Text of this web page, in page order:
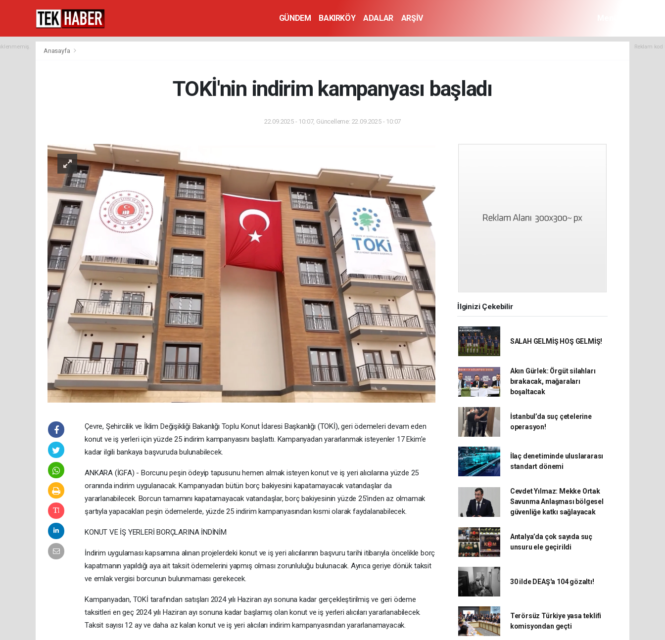
GÜNDEM BAKIRKÖY ADALAR ARŞİV
Reklam
Anasayfa
TOKİ'nin indirim kampanyası başladı
22.09.2025 - 10:07, Güncelleme: 22.09.2025 - 10:07
Çevre, Şehircilik ve İklim Değişikliği Bakanlığı Toplu Konut İdaresi Başkanlığı (TOKİ), geri ödemeleri devam eden
konut ve iş yerleri için yüzde 25 indirim kampanyasını başlattı. Kampanyadan yararlanmak isteyenler 17 Ekim'e
kadar ilgili bankaya başvuruda bulunabilecek.
ANKARA (İGFA) - Borcunu peşin ödeyip tapusunu hemen almak isteyen konut ve iş yeri alıcılarına yüzde 25
oranında indirim uygulanacak. Kampanyadan bütün borç bakiyesini kapatamayacak vatandaşlar da
yararlanabilecek. Borcun tamamını kapatamayacak vatandaşlar, borç bakiyesinin yüzde 25'inden az olmamak
şartıyla yapacakları peşin ödemelerde, yüzde 25 indirim kampanyasından kısmi olarak faydalanabilecek.
KONUT VE İŞ YERLERİ BORÇLARINA İNDİNİM
İndirim uygulaması kapsamına alınan projelerdeki konut ve iş yeri alıcılarının başvuru tarihi itibarıyla öncelikle borç
kapatmanın yapıldığı aya ait taksit ödemelerini yapmış olması zorunluluğu bulunacak. Ayrıca geriye dönük taksit
ve emlak vergisi borcunun bulunmaması gerekecek.
Kampanyadan, TOKİ tarafından satışları 2024 yılı Haziran ayı sonuna kadar gerçekleştirilmiş ve geri ödeme
taksitleri en geç 2024 yılı Haziran ayı sonuna kadar başlamış olan konut ve iş yerleri alıcıları yararlanabilecek.
Taksit sayısı 12 ay ve daha az kalan konut ve iş yeri alıcıları indirim kampanyasından yararlanamayacak.
İlginizi Çekebilir
SALAH GELMİŞ HOŞ GELMİŞ!
Akın Gürlek: Örgüt silahları
bırakacak, mağaraları
boşaltacak
İstanbul’da suç çetelerine
operasyon!
İlaç denetiminde uluslararası
standart dönemi
Cevdet Yılmaz: Mekke Ortak
Savunma Anlaşması bölgesel
güvenliğe katkı sağlayacak
Antalya’da çok sayıda suç
unsuru ele geçirildi
30 ilde DEAŞ'a 104 gözaltı!
Terörsüz Türkiye yasa teklifi
komisyondan geçti